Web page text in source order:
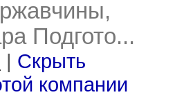
Подгото...
| Скрыть
компании